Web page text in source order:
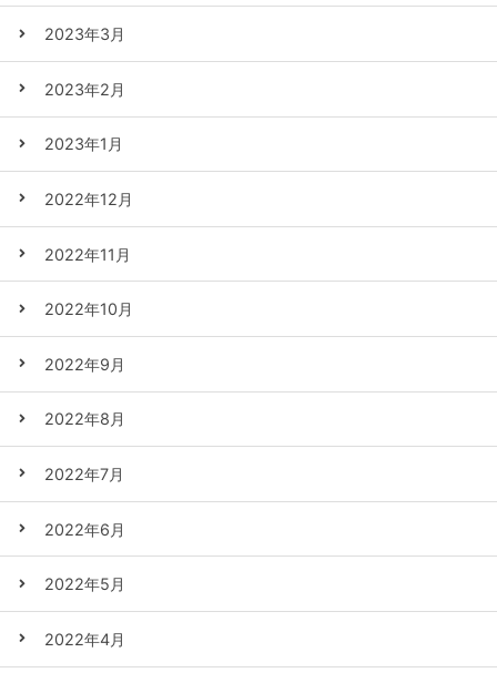
2023年3月
2023年2月
2023年1月
2022年12月
2022年11月
2022年10月
2022年9月
2022年8月
2022年7月
2022年6月
2022年5月
2022年4月